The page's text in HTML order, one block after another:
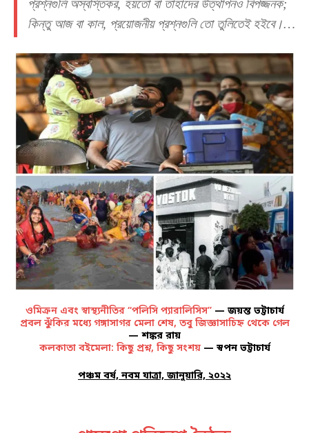
প্রশ্নগুলি অস্বস্তিকর, হয়তো বা তাহাদের উত্থাপনও বিপজ্জনক;
কিন্তু আজ বা কাল, প্রয়োজনীয় প্রশ্নগুলি তো তুলিতেই হইবে।…
ওমিক্রন এবং স্বাস্থ্যনীতির “পলিসি প্যারালিসিস”— জয়ন্ত ভট্টাচার্য
প্রবল ঝুঁকির মধ্যে গঙ্গাসাগর মেলা শেষ, তবু জিজ্ঞাসাচিহ্ন থেকে গেল
— শঙ্কর রায়
কলকাতা বইমেলা: কিছু প্রশ্ন, কিছু সংশয়— স্বপন ভট্টাচার্য
পঞ্চম বর্ষ, নবম যাত্রা, জানুয়ারি, ২০২২